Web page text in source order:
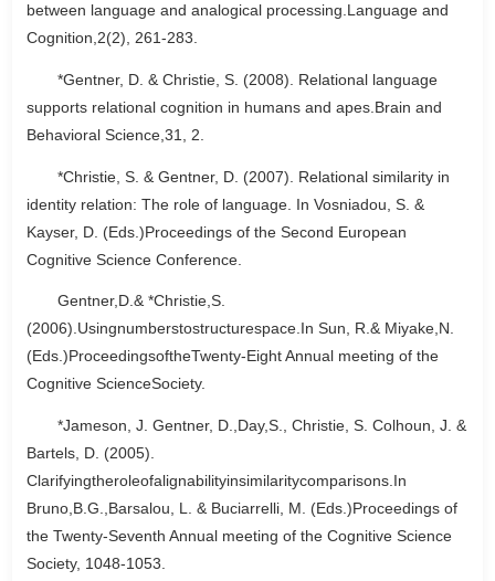
between language and analogical processing.Language and
Cognition,2(2), 261-283.
*Gentner, D. & Christie, S. (2008). Relational language
supports relational cognition in humans and apes.Brain and
Behavioral Science,31, 2.
*Christie, S. & Gentner, D. (2007). Relational similarity in
identity relation: The role of language. In Vosniadou, S. &
Kayser, D. (Eds.)Proceedings of the Second European
Cognitive Science Conference.
Gentner,D.& *Christie,S.
(2006).Usingnumberstostructurespace.In Sun, R.& Miyake,N.
(Eds.)ProceedingsoftheTwenty-Eight Annual meeting of the
Cognitive ScienceSociety.
*Jameson, J. Gentner, D.,Day,S., Christie, S. Colhoun, J. &
Bartels, D. (2005).
Clarifyingtheroleofalignabilityinsimilaritycomparisons.In
Bruno,B.G.,Barsalou, L. & Buciarrelli, M. (Eds.)Proceedings of
the Twenty-Seventh Annual meeting of the Cognitive Science
Society, 1048-1053.